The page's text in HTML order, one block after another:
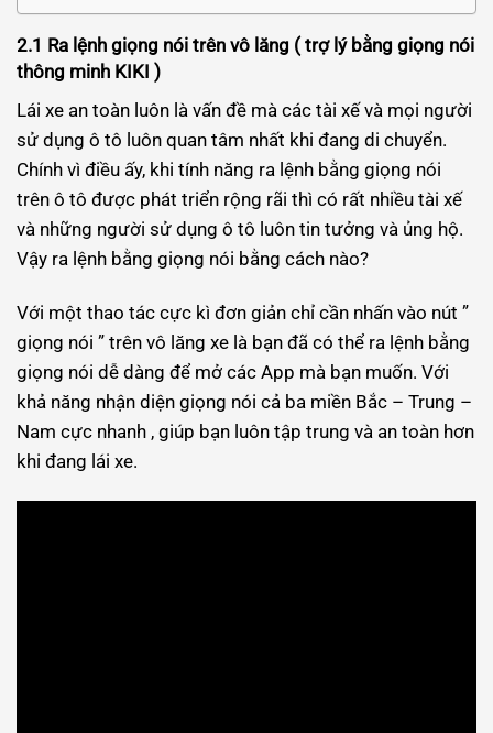
2.1 Ra lệnh giọng nói trên vô lăng ( trợ lý bằng giọng nói
thông minh KIKI )
Lái xe an toàn luôn là vấn đề mà các tài xế và mọi người
sử dụng ô tô luôn quan tâm nhất khi đang di chuyển.
Chính vì điều ấy, khi tính năng ra lệnh bằng giọng nói
trên ô tô được phát triển rộng rãi thì có rất nhiều tài xế
và những người sử dụng ô tô luôn tin tưởng và ủng hộ.
Vậy ra lệnh bằng giọng nói bằng cách nào?
Với một thao tác cực kì đơn giản chỉ cần nhấn vào nút ”
giọng nói ” trên vô lăng xe là bạn đã có thể ra lệnh bằng
giọng nói dễ dàng để mở các App mà bạn muốn. Với
khả năng nhận diện giọng nói cả ba miền Bắc – Trung –
Nam cực nhanh , giúp bạn luôn tập trung và an toàn hơn
khi đang lái xe.